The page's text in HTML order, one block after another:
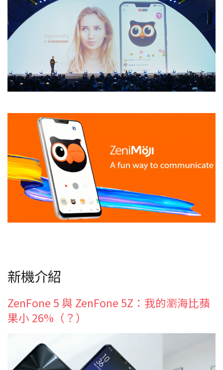
新機介紹
ZenFone 5 與 ZenFone 5Z：我的瀏海比蘋
果小 26%（？）